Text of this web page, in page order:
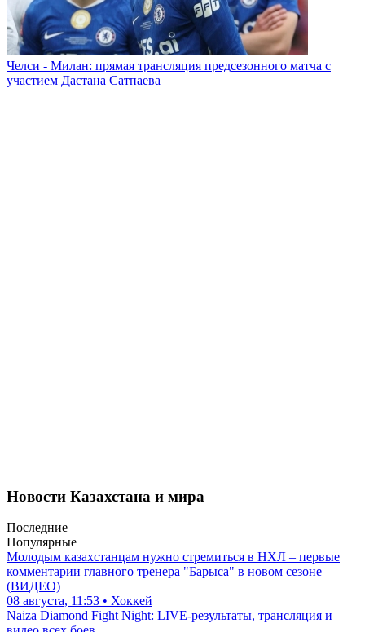
Челси - Милан: прямая трансляция предсезонного матча с
участием Дастана Сатпаева
Новости Казахстана и мира
Последние
Популярные
Молодым казахстанцам нужно стремиться в НХЛ – первые
комментарии главного тренера "Барыса" в новом сезоне
(ВИДЕО)
08 августа, 11:53 • Хоккей
Naiza Diamond Fight Night: LIVE-результаты, трансляция и